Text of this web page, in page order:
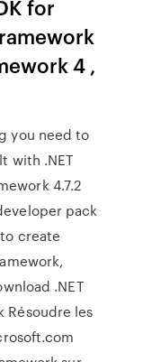
for
4 ,
you need to
with .NET
4.7.2
pack
create
.NET
Résoudre les